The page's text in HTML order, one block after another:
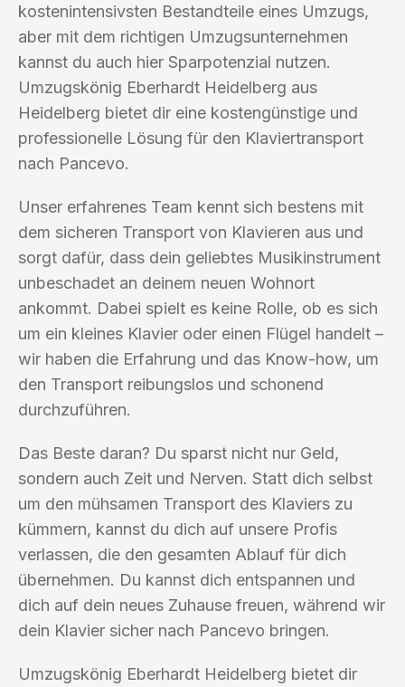
kostenintensivsten Bestandteile eines Umzugs,
aber mit dem richtigen Umzugsunternehmen
kannst du auch hier Sparpotenzial nutzen.
Umzugskönig Eberhardt Heidelberg aus
Heidelberg bietet dir eine kostengünstige und
professionelle Lösung für den Klaviertransport
nach Pancevo.
Unser erfahrenes Team kennt sich bestens mit
dem sicheren Transport von Klavieren aus und
sorgt dafür, dass dein geliebtes Musikinstrument
unbeschadet an deinem neuen Wohnort
ankommt. Dabei spielt es keine Rolle, ob es sich
um ein kleines Klavier oder einen Flügel handelt –
wir haben die Erfahrung und das Know-how, um
den Transport reibungslos und schonend
durchzuführen.
Das Beste daran? Du sparst nicht nur Geld,
sondern auch Zeit und Nerven. Statt dich selbst
um den mühsamen Transport des Klaviers zu
kümmern, kannst du dich auf unsere Profis
verlassen, die den gesamten Ablauf für dich
übernehmen. Du kannst dich entspannen und
dich auf dein neues Zuhause freuen, während wir
dein Klavier sicher nach Pancevo bringen.
Umzugskönig Eberhardt Heidelberg bietet dir